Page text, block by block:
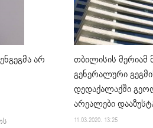
არ
თბილისის მერიამ
გენერალური
დედაქალაქში
არეალები
11.03.2020. 13:25